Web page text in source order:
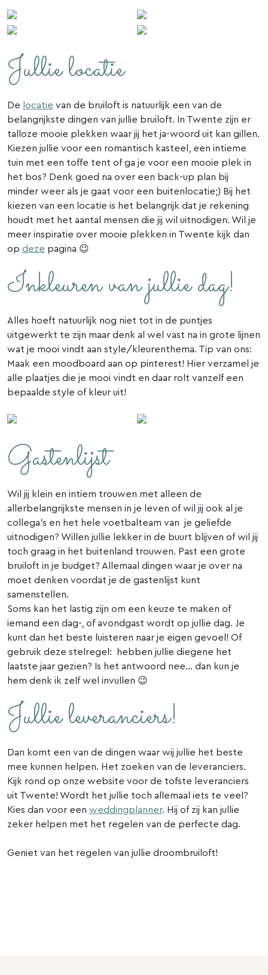
Jullie locatie
De locatie van de bruiloft is natuurlijk een van de
belangrijkste dingen van jullie bruiloft. In Twente zijn er
talloze mooie plekken waar jij het ja-woord uit kan gillen.
Kiezen jullie voor een romantisch kasteel, een intieme
tuin met een toffe tent of ga je voor een mooie plek in
het bos? Denk goed na over een back-up plan bij
minder weer als je gaat voor een buitenlocatie;) Bij het
kiezen van een locatie is het belangrijk dat je rekening
houdt met het aantal mensen die jij wil uitnodigen. Wil je
meer inspiratie over mooie plekken in Twente kijk dan
op deze pagina 😉
Inkleuren van jullie dag!
Alles hoeft natuurlijk nog niet tot in de puntjes
uitgewerkt te zijn maar denk al wel vast na in grote lijnen
wat je mooi vindt aan style/kleurenthema. Tip van ons:
Maak een moodboard aan op pinterest! Hier verzamel je
alle plaatjes die je mooi vindt en daar rolt vanzelf een
bepaalde style of kleur uit!
Gastenlijst
Wil jij klein en intiem trouwen met alleen de
allerbelangrijkste mensen in je leven of wil jij ook al je
collega’s en het hele voetbalteam van je geliefde
uitnodigen? Willen jullie lekker in de buurt blijven of wil jij
toch graag in het buitenland trouwen. Past een grote
bruiloft in je budget? Allemaal dingen waar je over na
moet denken voordat je de gastenlijst kunt
samenstellen.
Soms kan het lastig zijn om een keuze te maken of
iemand een dag-, of avondgast wordt op jullie dag. Je
kunt dan het beste luisteren naar je eigen gevoel! Of
gebruik deze stelregel: hebben jullie diegene het
laatste jaar gezien? Is het antwoord nee… dan kun je
hem denk ik zelf wel invullen 😉
Jullie leveranciers!
Dan komt een van de dingen waar wij jullie het beste
mee kunnen helpen. Het zoeken van de leveranciers.
Kijk rond op onze website voor de tofste leveranciers
uit Twente! Wordt het jullie toch allemaal iets te veel?
Kies dan voor een weddingplanner. Hij of zij kan jullie
zeker helpen met het regelen van de perfecte dag.
Geniet van het regelen van jullie droombruiloft!